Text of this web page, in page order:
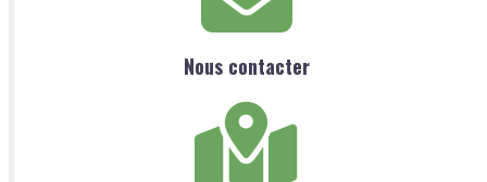
Nous contacter